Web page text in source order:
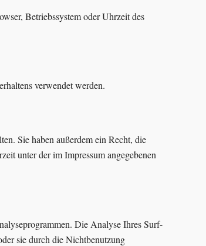
Betriebssystem oder Uhrzeit des
verwendet werden.
Sie haben außerdem ein Recht, die
unter der im Impressum angegebenen
Die Analyse Ihres Surf-
sie durch die Nichtbenutzung